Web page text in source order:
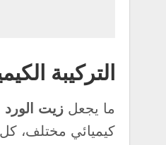
التركيبة
ما يجعل زيت الورد
كيميائي مختلف،